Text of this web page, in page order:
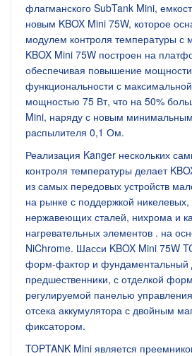
флагманского SubTank Mini,
новым KBOX Mini 75W, которое
модулем контроля температуры с
KBOX Mini 75W построен на
обеспечивая повышение
функциональности с
мощностью 75 Вт, что на 50%
Mini, наряду с новым
распылителя 0,1 Ом.
Реализация Kanger нескольких
контроля температуры делает
из самых передовых устройств
на рынке с поддержкой никелевых,
нержавеющих сталей, нихрома и
нагревательных элементов . на
NiChrome. Шасси KBOX Mini 75W
форм-фактор и фундаментальный
предшественники, с отделкой
регулируемой панелью
отсека аккумулятора с двойным
фиксатором.
TOPTANK Mini является